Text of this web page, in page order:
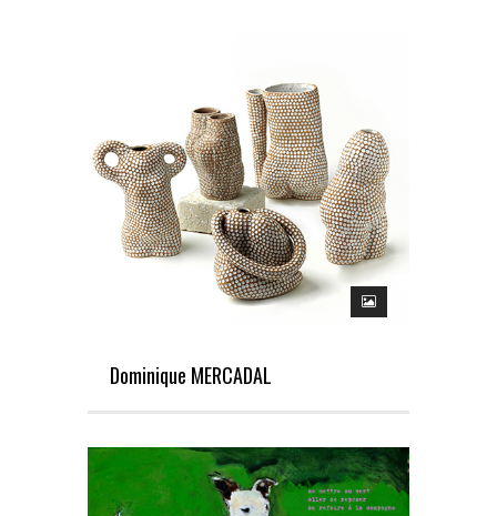
Dominique MERCADAL